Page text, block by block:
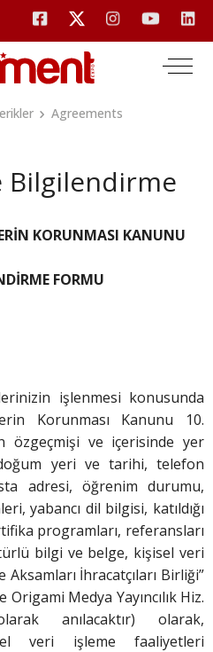
Agreements
Bilgilendirme
KORUNMASI KANUNU
FORMU
işlenmesi konusunda
Korunması Kanunu 10.
özgeçmişi ve içerisinde yer
yeri ve tarihi, telefon
adresi, öğrenim durumu,
yabancı dil bilgisi, katıldığı
programları, referansları
bilgi ve belge, kişisel veri
Aksamları İhracatçıları Birliği”
Medya Yayıncılık Hiz.
anılacaktır) olarak,
veri işleme faaliyetleri